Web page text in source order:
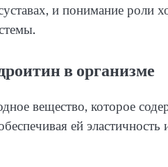
и понимание роли
в организме
вещество, которое
ей